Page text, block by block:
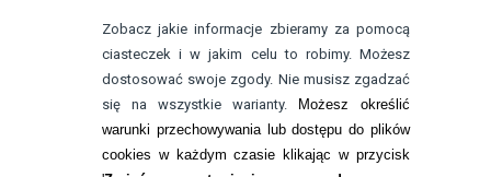
Zobacz jakie informacje zbieramy za pomocą
ciasteczek i w jakim celu to robimy. Możesz
dostosować swoje zgody. Nie musisz zgadzać
się na wszystkie warianty.
Możesz określić
warunki przechowywania lub dostępu do plików
cookies w każdym czasie klikając w przycisk
kontakt@bezokularow.pl